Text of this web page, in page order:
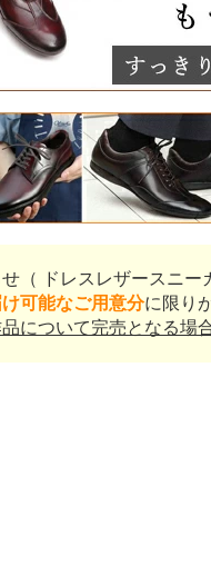
（ ドレスレザースニー
可能なご用意分に限り
について完売となる場